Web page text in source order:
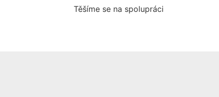
Těšíme se na spolupráci